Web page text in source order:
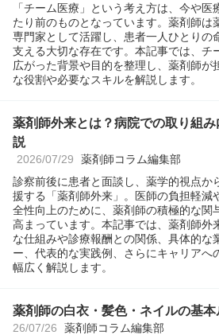
「チーム医療」という考え方は、今や医
たり前のものとなっています。薬剤師は
専門家として活躍し、患者一人ひとりの
支える大切な存在です。本記事では、チ
広がった背景や目的を整理し、薬剤師が
な役割や必要なスキルを解説します。
薬剤師外来とは？病院での取り組み
説
2026/07/29 薬剤師コラム編集部
診察前後に患者と面談し、薬学的視点か
援する「薬剤師外来」。医師の負担軽減
全性向上のために、薬剤師の積極的な関
高まっています。本記事では、薬剤師外
な仕組みや診療報酬との関係、具体的な
ー、代表的な実践例、さらにキャリアへ
幅広く解説します。
薬剤師の白衣・髪色・ネイルの基本
26/07/26
薬剤師コラム編集部